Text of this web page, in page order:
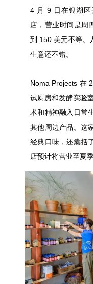
4 月 9 日在银湖区
店 ，营业时间是周
到 150 美元不等。
生意还不错。
Noma Projects 在
试厨房和发酵实验
术和精神融入日常
其他周边产品。这
经典口味，还囊括
店预计将营业至夏